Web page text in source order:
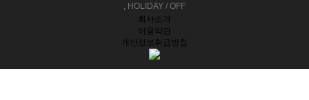
, HOLIDAY / OFF
회사소개
이용약관
개인정보취급방침